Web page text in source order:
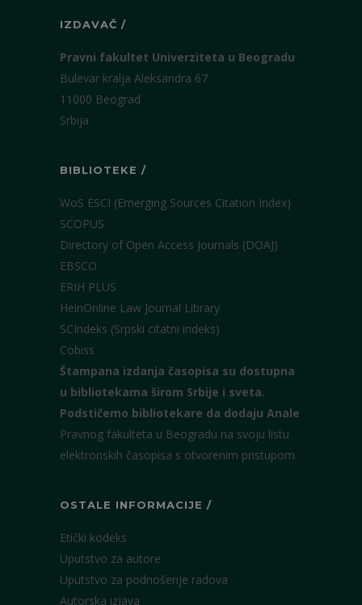
IZDAVAČ /
Pravni fakultet Univerziteta u Beogradu
Bulevar kralja Aleksandra 67
11000 Beograd
Srbija
BIBLIOTEKE /
WoS ESCI (Emerging Sources Citation Index)
SCOPUS
Directory of Open Access Journals (DOAJ)
EBSCO
ERIH PLUS
HeinOnline Law Journal Library
SCIndeks (Srpski citatni indeks)
Cobiss
Štampana izdanja časopisa su dostupna
u bibliotekama širom Srbije i sveta.
Podstičemo bibliotekare da dodaju Anale
Pravnog fakulteta u Beogradu na svoju listu
elektronskih časopisa s otvorenim pristupom.
OSTALE INFORMACIJE /
Etički kodeks
Uputstvo za autore
Uputstvo za podnošenje radova
Autorska izjava